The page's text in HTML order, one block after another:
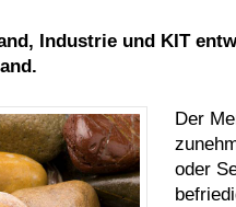
Industrie und KIT
Der
oder